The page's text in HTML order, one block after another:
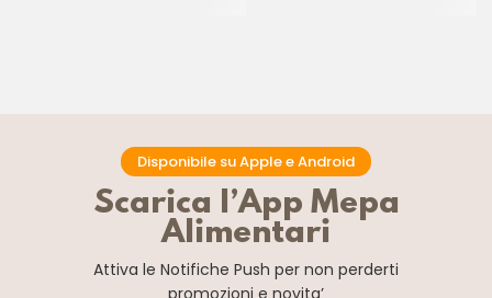
Disponibile su Apple e Android
Scarica l’App Mepa
Alimentari
Attiva le Notifiche Push per non perderti